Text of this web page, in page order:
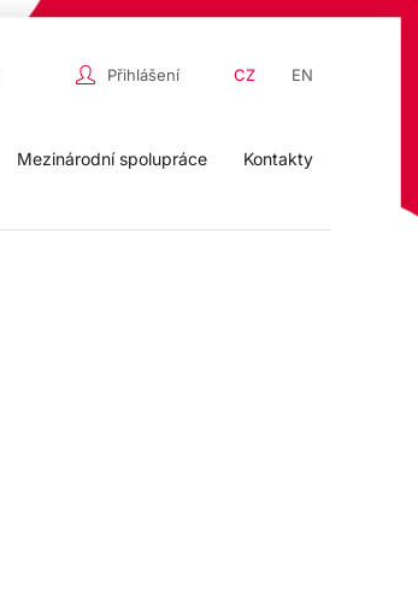
Přihlášení CZ EN
Mezinárodní spolupráce Kontakty